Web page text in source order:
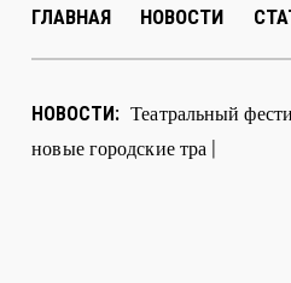
ГЛАВНАЯ НОВОСТИ
НОВОСТИ: В Хельсинки
художник|